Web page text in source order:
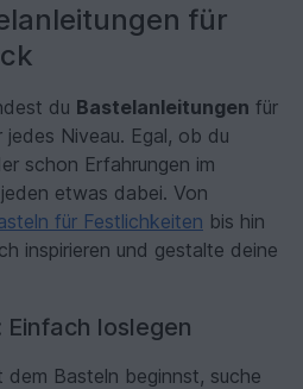
für
du Bastelanleitungen für
Niveau. Egal, ob du
schon Erfahrungen im
etwas dabei. Von
für Festlichkeiten bis hin
inspirieren und gestalte deine
loslegen
dem Basteln beginnst, suche